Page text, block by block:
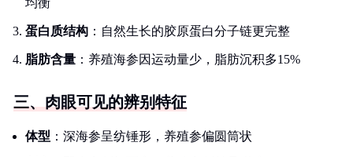
均衡
蛋白质结构 ：自然生长的胶原蛋白分子链更完整
脂肪含量 ：养殖海参因运动量少，脂肪沉积多15%
三、肉眼可见的辨别特征
体型 ：深海参呈纺锤形，养殖参偏圆筒状